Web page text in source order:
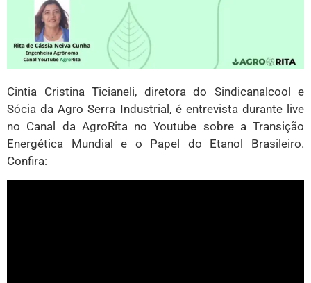
Cintia Cristina Ticianeli, diretora do Sindicanalcool e
Sócia da Agro Serra Industrial, é entrevista durante live
no Canal da AgroRita no Youtube sobre a Transição
Energética Mundial e o Papel do Etanol Brasileiro.
Confira: